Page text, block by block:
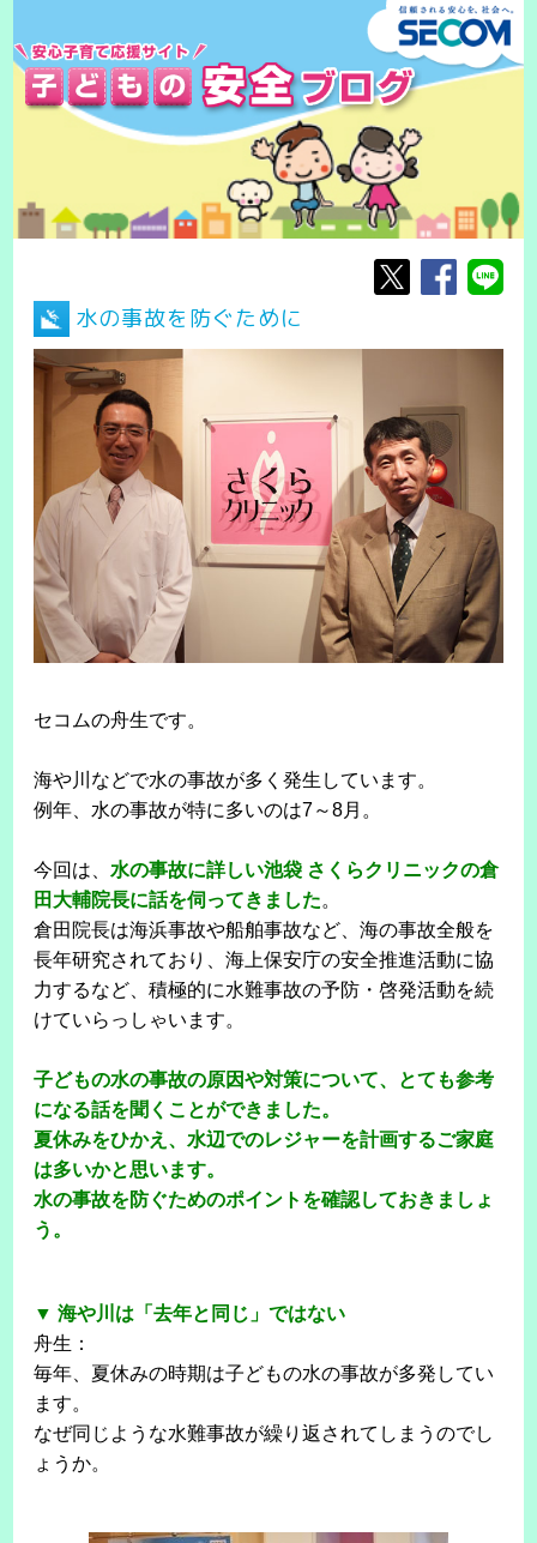
水の事故を防ぐために
セコムの舟生です。
海や川などで水の事故が多く発生しています。
例年、水の事故が特に多いのは7～8月。
今回は、 水の事故に詳しい池袋 さくらクリニックの倉
田大輔院長に話を伺ってきました。
倉田院長は海浜事故や船舶事故など、海の事故全般を
長年研究されており、海上保安庁の安全推進活動に協
力するなど、積極的に水難事故の予防・啓発活動を続
けていらっしゃいます。
子どもの水の事故の原因や対策について、とても参考
になる話を聞くことができました。
夏休みをひかえ、水辺でのレジャーを計画するご家庭
は多いかと思います。
水の事故を防ぐためのポイントを確認しておきましょ
う。
▼ 海や川は「去年と同じ」ではない
舟生：
毎年、夏休みの時期は子どもの水の事故が多発してい
ます。
なぜ同じような水難事故が繰り返されてしまうのでし
ょうか。